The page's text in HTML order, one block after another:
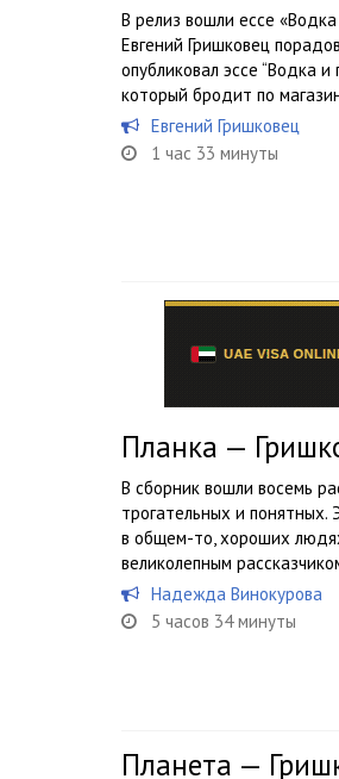
В релиз вошли ессе
Евгений Гришковец
опубликовал эссе “Водка
который бродит по
Евгений Гришковец
1 час 33 минуты
Планка —
В сборник вошли восемь
трогательных и
в общем-то, хороших
великолепным
Надежда Винокурова
5 часов 34 минуты
Планета —